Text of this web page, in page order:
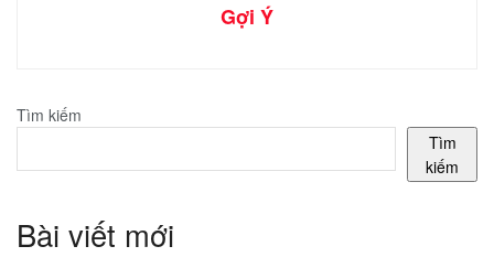
Gợi Ý
Tìm kiếm
Tìm
kiếm
Bài viết mới